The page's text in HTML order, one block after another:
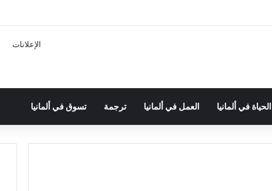
الإعلانات
الحياة في ألمانيا العمل في ألمانيا ترجمة تسوق في ألمانيا